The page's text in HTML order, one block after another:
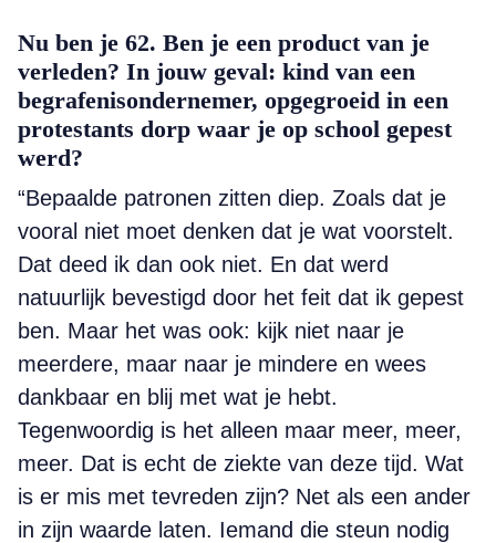
Nu ben je 62. Ben je een product van je
verleden? In jouw geval: kind van een
begrafenisondernemer, opgegroeid in een
protestants dorp waar je op school gepest
werd?
“Bepaalde patronen zitten diep. Zoals dat je
vooral niet moet denken dat je wat voorstelt.
Dat deed ik dan ook niet. En dat werd
natuurlijk bevestigd door het feit dat ik gepest
ben. Maar het was ook: kijk niet naar je
meerdere, maar naar je mindere en wees
dankbaar en blij met wat je hebt.
Tegenwoordig is het alleen maar meer, meer,
meer. Dat is echt de ziekte van deze tijd. Wat
is er mis met tevreden zijn? Net als een ander
in zijn waarde laten. Iemand die steun nodig